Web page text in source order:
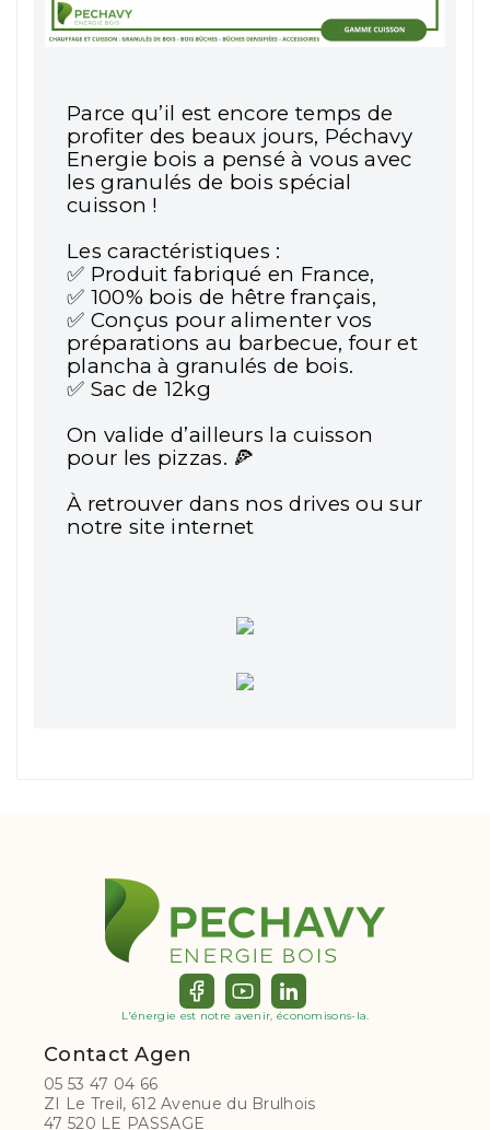
Parce qu’il est encore temps de
profiter des beaux jours, Péchavy
Energie bois a pensé à vous avec
les granulés de bois spécial
cuisson !
Les caractéristiques :
✅ Produit fabriqué en France,
✅ 100% bois de hêtre français,
✅ Conçus pour alimenter vos
préparations au barbecue, four et
plancha à granulés de bois.
✅ Sac de 12kg
On valide d’ailleurs la cuisson
pour les pizzas. 🍕
À retrouver dans nos drives ou sur
notre site internet
L'énergie est notre avenir, économisons-la.
Contact Agen
05 53 47 04 66
ZI Le Treil, 612 Avenue du Brulhois
47 520 LE PASSAGE